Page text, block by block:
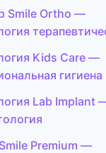
Smile Ortho —
Kids Care —
гигиена
Lab Implant
Premium —